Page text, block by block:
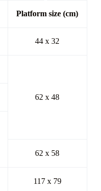
Platform size (cm)
44 x 32
62 x 48
62 x 58
117 x 79